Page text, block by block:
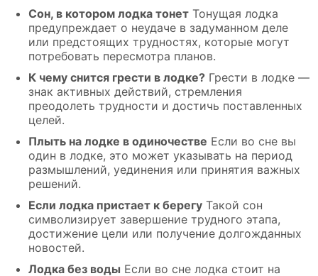
Сон, в котором лодка тонет Тонущая лодка
предупреждает о неудаче в задуманном деле
или предстоящих трудностях, которые могут
потребовать пересмотра планов.
К чему снится грести в лодке? Грести в лодке —
знак активных действий, стремления
преодолеть трудности и достичь поставленных
целей.
Плыть на лодке в одиночестве Если во сне вы
один в лодке, это может указывать на период
размышлений, уединения или принятия важных
решений.
Если лодка пристает к берегу Такой сон
символизирует завершение трудного этапа,
достижение цели или получение долгожданных
новостей.
Лодка без воды Если во сне лодка стоит на